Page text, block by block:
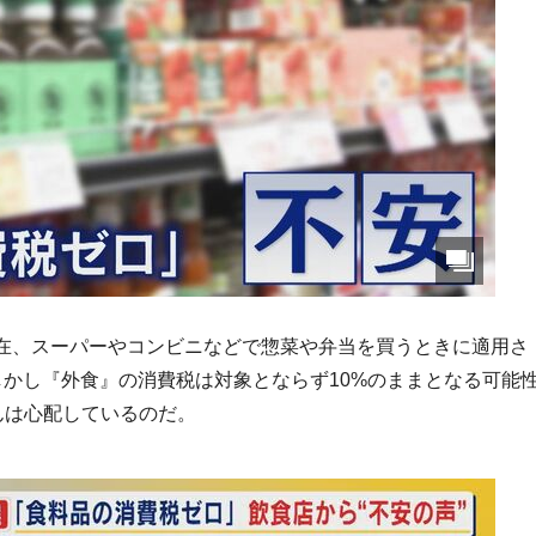
スーパーやコンビニなどで惣菜や弁当を買うときに適用さ
し『外食』の消費税は対象とならず10%のままとなる可能
心配しているのだ。